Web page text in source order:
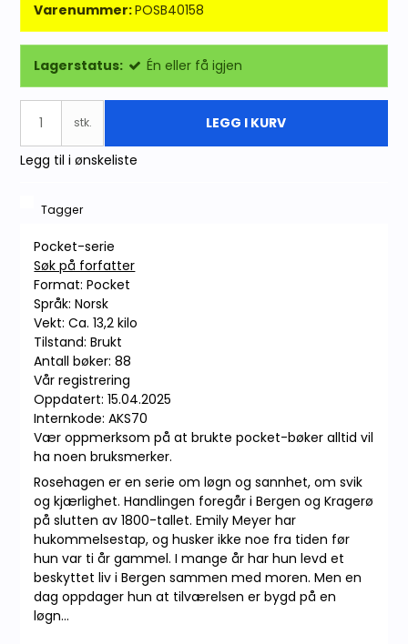
Varenummer:POSB40158
Lagerstatus: Én eller få igjen
stk. LEGG I KURV
Legg til i ønskeliste
Tagger
Pocket-serie
Søk på forfatter
Format: Pocket
Språk: Norsk
Vekt: Ca. 13,2 kilo
Tilstand: Brukt
Antall bøker: 88
Vår registrering
Oppdatert: 15.04.2025
Internkode: AKS70
Vær oppmerksom på at brukte pocket-bøker alltid vil
ha noen bruksmerker.
Rosehagen er en serie om løgn og sannhet, om svik
og kjærlighet. Handlingen foregår i Bergen og Kragerø
på slutten av 1800-tallet. Emily Meyer har
hukommelsestap, og husker ikke noe fra tiden før
hun var ti år gammel. I mange år har hun levd et
beskyttet liv i Bergen sammen med moren. Men en
dag oppdager hun at tilværelsen er bygd på en
løgn...